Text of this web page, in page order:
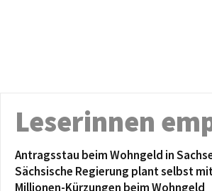
Leserinnen
Antragsstau beim Wohngeld in
Sächsische Regierung plant selbst
Millionen-Kürzungen beim Wohngeld